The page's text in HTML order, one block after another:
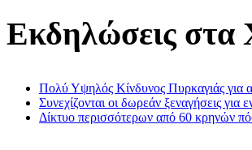
Εκδηλώσεις στα
Πολύ Υψηλός Κίνδυνος Πυρκαγιάς για
Συνεχίζονται οι δωρεάν ξεναγήσεις
Δίκτυο περισσότερων από 60 κρηνών